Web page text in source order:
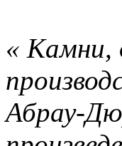
« Камни,
Абрау-